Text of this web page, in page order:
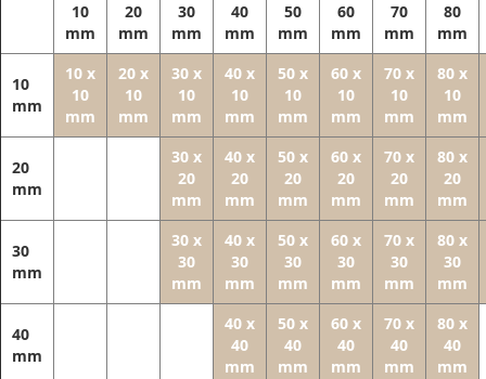
10
mm
20
mm
30
mm
40
mm
50
mm
60
mm
70
mm
80
mm
10
mm
10 x
10
mm
20 x
10
mm
30 x
10
mm
40 x
10
mm
50 x
10
mm
60 x
10
mm
70 x
10
mm
80 x
10
mm
20
mm
30 x
20
mm
40 x
20
mm
50 x
20
mm
60 x
20
mm
70 x
20
mm
80 x
20
mm
30
mm
30 x
30
mm
40 x
30
mm
50 x
30
mm
60 x
30
mm
70 x
30
mm
80 x
30
mm
40
mm
40 x
40
mm
50 x
40
mm
60 x
40
mm
70 x
40
mm
80 x
40
mm